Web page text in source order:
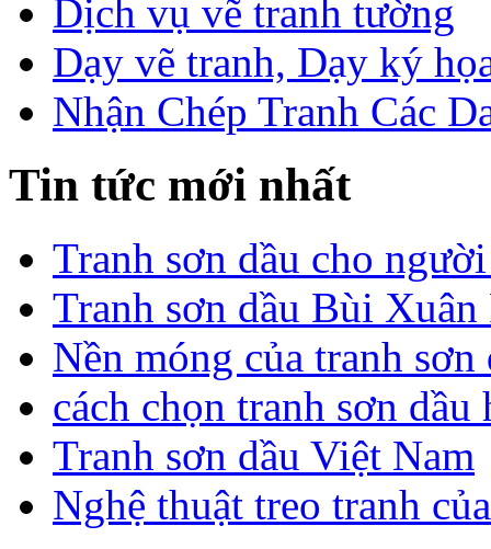
Dịch vụ vẽ tranh tường
Dạy vẽ tranh, Dạy ký
Nhận Chép Tranh Các
Tin tức mới nhất
Tranh sơn dầu cho
Tranh sơn dầu Bùi Xuân
Nền móng của tranh sơn
cách chọn tranh sơn
Tranh sơn dầu Việt Nam
Nghệ thuật treo tranh